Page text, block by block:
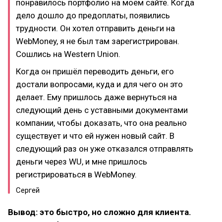
понравилось портфолио на моём сайте. Когда
дело дошло до предоплаты, появились
трудности. Он хотел отправить деньги на
WebMoney, я не был там зарегистрирован.
Сошлись на Western Union.
Когда он пришёл переводить деньги, его
достали вопросами, куда и для чего он это
делает. Ему пришлось даже вернуться на
следующий день с уставными документами
компании, чтобы доказать, что она реально
существует и что ей нужен новый сайт. В
следующий раз он уже отказался отправлять
деньги через WU, и мне пришлось
регистрироваться в WebMoney.
Сергей
Вывод: это быстро, но сложно для клиента.